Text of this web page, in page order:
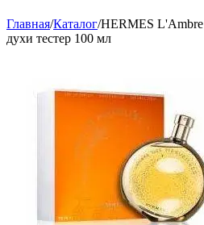
Главная/Каталог/HERMES L'Ambre
духи тестер 100 мл